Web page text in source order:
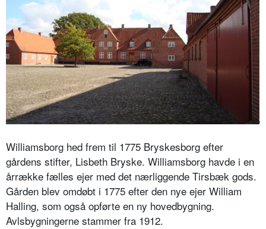
Williamsborg hed frem til 1775 Bryskesborg efter
gårdens stifter, Lisbeth Bryske. Williamsborg havde i en
årrække fælles ejer med det nærliggende Tirsbæk gods.
Gården blev omdøbt i 1775 efter den nye ejer William
Halling, som også opførte en ny hovedbygning.
Avlsbygningerne stammer fra 1912.